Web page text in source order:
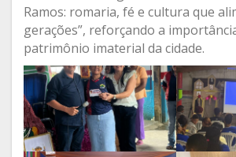
Ramos: romaria, fé e cultura que
gerações”, reforçando a
patrimônio imaterial da cidade.